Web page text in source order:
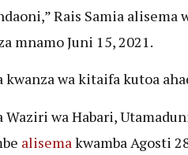
Rais Samia alisema
mnamo Juni 15, 2021.
kwanza wa kitaifa kutoa
wa Habari,
alisema kwamba Agosti